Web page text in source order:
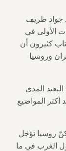
جواد ظريف
الأولى في
كثيرون أن
وروسيا
المدى
أكثر المواضيع
روسيا تؤجل
الغرب في ما